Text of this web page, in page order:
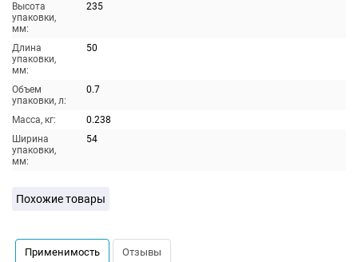
Высота
упаковки,
мм:
235
Длина
упаковки,
мм:
50
Объем
упаковки, л:
0.7
Масса, кг:
0.238
Ширина
упаковки,
мм:
54
Похожие товары
Применимость Отзывы